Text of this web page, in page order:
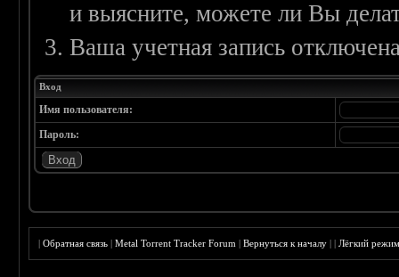
и выясните, можете ли Вы
Ваша учетная запись
Вход
Имя пользователя:
Пароль:
|Обратная связь |Metal Torrent Tracker Forum |Вернуться к началу ||Лёгкий